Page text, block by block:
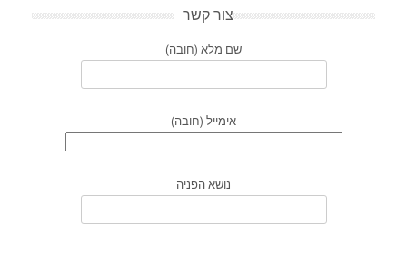
צור קשר
שם מלא (חובה)
אימייל (חובה)
נושא הפניה